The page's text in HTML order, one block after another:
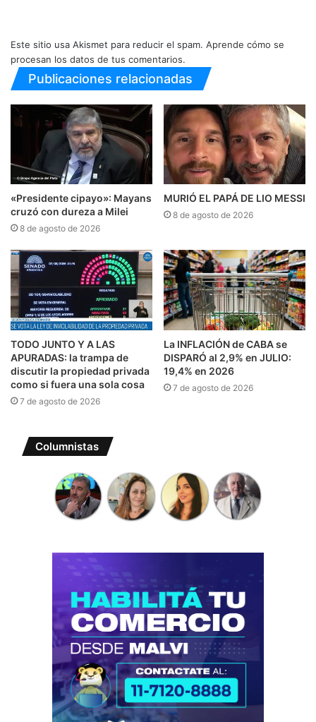
Este sitio usa Akismet para reducir el spam. Aprende cómo se
procesan los datos de tus comentarios.
Publicaciones relacionadas
«Presidente cipayo»: Mayans
cruzó con dureza a Milei
8 de agosto de 2026
MURIÓ EL PAPÁ DE LIO MESSI
8 de agosto de 2026
TODO JUNTO Y A LAS
APURADAS: la trampa de
discutir la propiedad privada
como si fuera una sola cosa
7 de agosto de 2026
La INFLACIÓN de CABA se
DISPARÓ al 2,9% en JULIO:
19,4% en 2026
7 de agosto de 2026
Columnistas